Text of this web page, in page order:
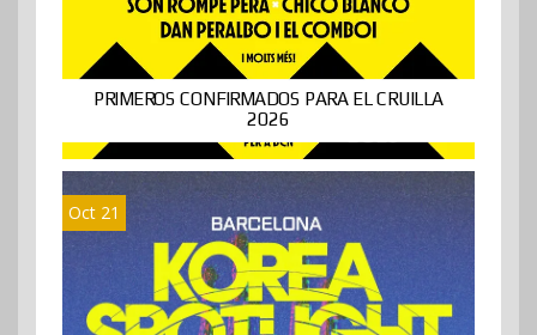
PRIMEROS CONFIRMADOS PARA EL CRUILLA
2026
Oct 21